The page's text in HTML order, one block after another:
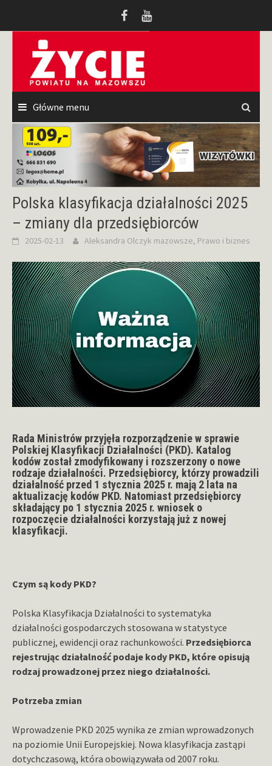
Główne menu
Polska klasyfikacja działalności 2025
– zmiany dla przedsiębiorców
2025-02-13 Aleksandra Olczyk mazowsze, Prawo i biznes
Rada Ministrów przyjęła rozporządzenie w sprawie
Polskiej Klasyfikacji Działalności (PKD). Katalog
kodów został zmodyfikowany i rozszerzony o nowe
rodzaje działalności. Przedsiębiorcy, którzy prowadzili
działalność przed 1 stycznia 2025 r. mają 2 lata na
aktualizację kodów PKD. Natomiast przedsiębiorcy
składający po 1 stycznia 2025 r. wniosek o
rozpoczęcie działalności korzystają już z nowej
klasyfikacji.
Czym są kody PKD?
Polska Klasyfikacja Działalności to systematyka
działalności gospodarczych stosowana w statystyce
publicznej, ewidencji oraz rachunkowości. Przedsiębiorca
rejestrując działalność podaje kody PKD, które opisują
rodzaj prowadzonej przez niego działalności.
Potrzeba zmian
Wprowadzenie PKD 2025 wynika ze zmian wprowadzonych
na poziomie Unii Europejskiej. Nowa klasyfikacja zastąpi
dotychczasową, która obowiązywała od 2007 roku.